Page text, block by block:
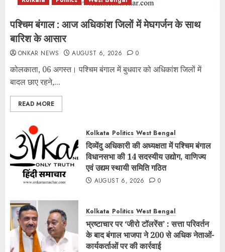
पश्चिम बंगाल : आज अधिकांश जिलों में मेघगर्जन के साथ
बारिश के आसार
ONKAR NEWS AUGUST 6, 2026 0
कोलकाता, 06 अगस्त। पश्चिम बंगाल में बुधवार को अधिकांश जिलों में
बादल छाए रहने,...
READ MORE
Kolkata Politics West Bengal
दिव्येंदु अधिकारी की अध्यक्षता में पश्चिम बंगाल
विधानसभा की 14 सदस्यीय उद्योग, वाणिज्य
एवं उद्यम स्थायी समिति गठित
AUGUST 6, 2026 0
Kolkata Politics West Bengal
भ्रष्टाचार पर ‘जीरो टॉलरेंस’ : सत्ता परिवर्तन
के बाद बंगाल भाजपा ने 200 से अधिक नेताओं-
कार्यकर्ताओं पर की कार्रवाई